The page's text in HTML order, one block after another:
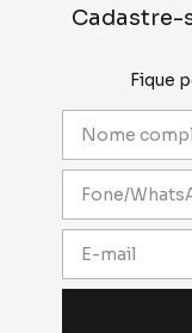
Cadastre-
Fique